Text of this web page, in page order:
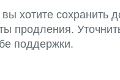
хотите сохранить
продления.
поддержки.